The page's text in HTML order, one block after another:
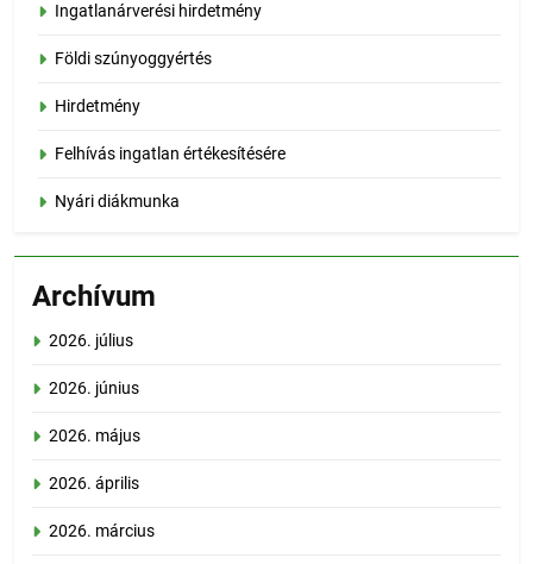
Ingatlanárverési hirdetmény
Földi szúnyoggyértés
Hirdetmény
Felhívás ingatlan értékesítésére
Nyári diákmunka
Archívum
2026. július
2026. június
2026. május
2026. április
2026. március